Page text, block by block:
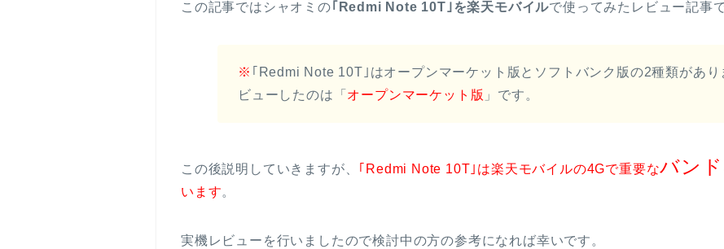
この記事ではシャオミの｢Redmi Note 10T｣を楽天モバイルで使ってみたレビュー記事で
※ ｢Redmi Note 10T｣はオープンマーケット版とソフトバンク版の2種類があり
ビューしたのは「 オープンマーケット版 」です。
この後説明していきますが、 ｢Redmi Note 10T｣は楽天モバイルの4Gで重要なバンド
います。
実機レビューを行いましたので検討中の方の参考になれば幸いです。